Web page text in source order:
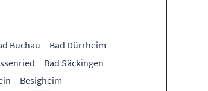
Buchau
Bad Dürrheim
Bad Säckingen
Besigheim